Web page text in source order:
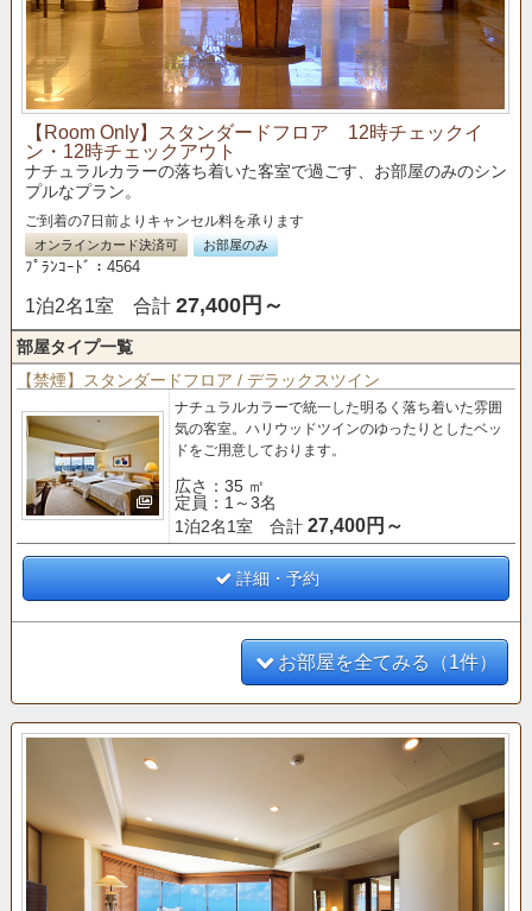
【Room Only】スタンダードフロア 12時チェックイ
ン・12時チェックアウト
ナチュラルカラーの落ち着いた客室で過ごす、お部屋のみのシン
プルなプラン。
ご到着の7日前よりキャンセル料を承ります
オンラインカード決済可 お部屋のみ
ﾌﾟﾗﾝｺｰﾄﾞ：4564
1泊2名1室 合計 27,400円～
部屋タイプ一覧
【禁煙】スタンダードフロア / デラックスツイン
ナチュラルカラーで統一した明るく落ち着いた雰囲
気の客室。 ハリウッドツインのゆったりとしたベッ
ドをご用意しております。
広さ：35 ㎡
定員：1～3名
1泊2名1室 合計 27,400円～
詳細・予約
お部屋を全てみる（1件）